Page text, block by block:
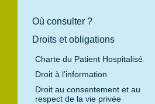
Où consulter ?
Droits et obligations
Charte du Patient Hospitalisé
Droit à l’information
Droit au consentement et au
respect de la vie privée